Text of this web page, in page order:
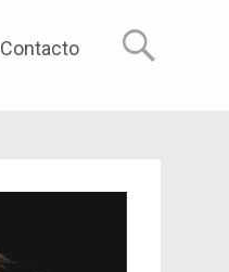
Contacto